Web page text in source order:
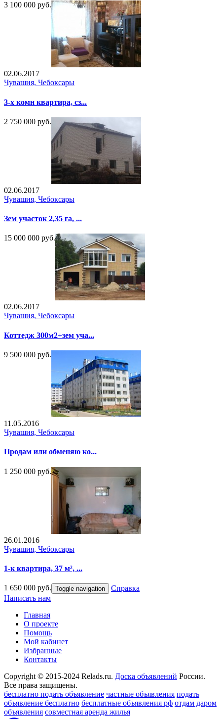
3 100 000 руб.
02.06.2017
Чувашия, Чебоксары
3-х комн квартира, сз...
2 750 000 руб.
02.06.2017
Чувашия, Чебоксары
Зем участок 2,35 га, ...
15 000 000 руб.
02.06.2017
Чувашия, Чебоксары
Коттедж 300м2+зем уча...
9 500 000 руб.
11.05.2016
Чувашия, Чебоксары
Продам или обменяю ко...
1 250 000 руб.
26.01.2016
Чувашия, Чебоксары
1-к квартира, 37 м², ...
1 650 000 руб. Toggle navigation
Справка
Написать нам
Главная
О проекте
Помощь
Мой кабинет
Избранные
Контакты
Copyright © 2015-2024 Relads.ru. Доска объявлений России.
Все права защищены.
бесплатно подать объявление частные объявления подать
объявление бесплатно бесплатные объявления рф отдам даром
объявления совместная аренда жилья